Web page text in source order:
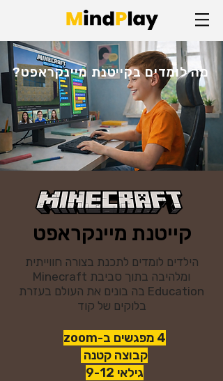
מה לומדים בקייטנת מיינקראפט?
קייטנת מיינקראפט
הילדים לומדים לתכנת בצורה חווייתית
ומלהיבה בתוך סביבת Minecraft
Education בה בונים את העולם בעזרת
בלוקים של קוד
4 מפגשים ב-zoom
קבוצה קטנה
גילאי 9-12